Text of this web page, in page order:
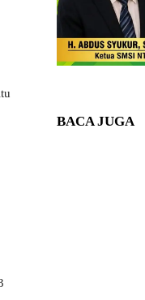
BACA JUGA